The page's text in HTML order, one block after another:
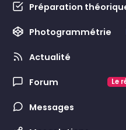
Préparation
Photogrammétrie
Actualité
Forum Le
Messages